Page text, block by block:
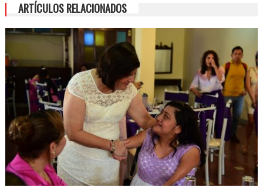
ARTÍCULOS RELACIONADOS